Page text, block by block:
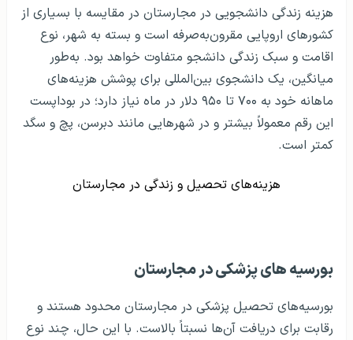
هزینه زندگی دانشجویی در مجارستان در مقایسه با بسیاری از
کشورهای اروپایی مقرون‌به‌صرفه است و بسته به شهر، نوع
اقامت و سبک زندگی دانشجو متفاوت خواهد بود. به‌طور
میانگین، یک دانشجوی بین‌المللی برای پوشش هزینه‌های
ماهانه خود به ۷۰۰ تا ۹۵۰ دلار در ماه نیاز دارد؛ در بوداپست
این رقم معمولاً بیشتر و در شهرهایی مانند دبرسن، پچ و سگد
کمتر است.
هزینه‌های تحصیل و زندگی در مجارستان
بورسیه های پزشکی در مجارستان
بورسیه‌های تحصیل پزشکی در مجارستان محدود هستند و
رقابت برای دریافت آن‌ها نسبتاً بالاست. با این حال، چند نوع